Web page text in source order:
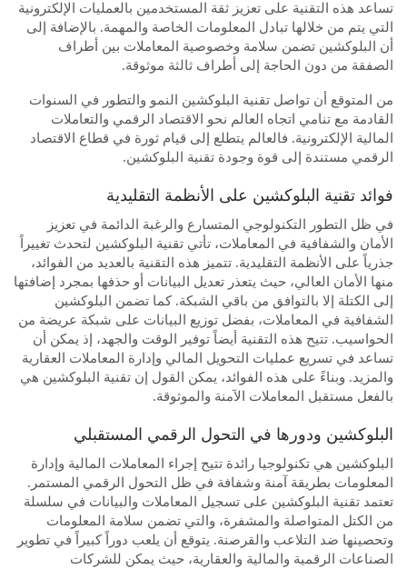
تساعد هذه التقنية على تعزيز ثقة المستخدمين بالعمليات الإلكترونية
التي يتم من خلالها تبادل المعلومات الخاصة والمهمة. بالإضافة إلى
أن البلوكشين تضمن سلامة وخصوصية المعاملات بين أطراف
الصفقة من دون الحاجة إلى أطراف ثالثة موثوقة.
من المتوقع أن تواصل تقنية البلوكشين النمو والتطور في السنوات
القادمة مع تنامي اتجاه العالم نحو الاقتصاد الرقمي والتعاملات
المالية الإلكترونية. فالعالم يتطلع إلى قيام ثورة في قطاع الاقتصاد
الرقمي مستندة إلى قوة وجودة تقنية البلوكشين.
فوائد تقنية البلوكشين على الأنظمة التقليدية
في ظل التطور التكنولوجي المتسارع والرغبة الدائمة في تعزيز
الأمان والشفافية في المعاملات، تأتي تقنية البلوكشين لتحدث تغييراً
جذرياً على الأنظمة التقليدية. تتميز هذه التقنية بالعديد من الفوائد،
منها الأمان العالي، حيث يتعذر تعديل البيانات أو حذفها بمجرد إضافتها
إلى الكتلة إلا بالتوافق من باقي الشبكة. كما تضمن البلوكشين
الشفافية في المعاملات، بفضل توزيع البيانات على شبكة عريضة من
الحواسيب. تتيح هذه التقنية أيضاً توفير الوقت والجهد، إذ يمكن أن
تساعد في تسريع عمليات التحويل المالي وإدارة المعاملات العقارية
والمزيد. وبناءً على هذه الفوائد، يمكن القول إن تقنية البلوكشين هي
بالفعل مستقبل المعاملات الآمنة والموثوقة.
البلوكشين ودورها في التحول الرقمي المستقبلي
البلوكشين هي تكنولوجيا رائدة تتيح إجراء المعاملات المالية وإدارة
المعلومات بطريقة آمنة وشفافة في ظل التحول الرقمي المستمر.
تعتمد تقنية البلوكشين على تسجيل المعاملات والبيانات في سلسلة
من الكتل المتواصلة والمشفرة، والتي تضمن سلامة المعلومات
وتحصينها ضد التلاعب والقرصنة. يتوقع أن يلعب دوراً كبيراً في تطوير
الصناعات الرقمية والمالية والعقارية، حيث يمكن للشركات